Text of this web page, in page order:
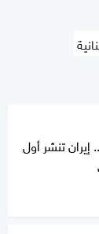
إيران تنشر أول